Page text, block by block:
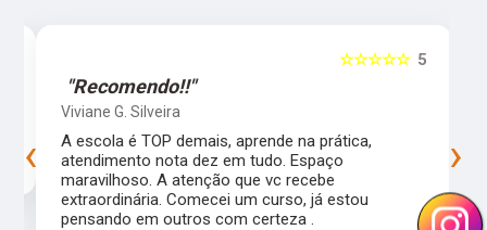
5
☆☆☆☆☆
"Recomendo!!"
Viviane G. Silveira
A escola é TOP demais, aprende na prática,
atendimento nota dez em tudo. Espaço
maravilhoso. A atenção que vc recebe
extraordinária. Comecei um curso, já estou
pensando em outros com certeza .
‹ ›